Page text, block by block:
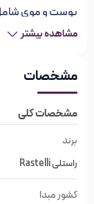
پوست و موی شامل
می‌باشد. روغن
می‌کند.
کسانی که به دلیل
آرگان می‌باشد،
شوره سر خواهد
مشاهده بیشتر
مشخصات
مشخصات کلی
برند
راستلی Rastelli
کشور مبدا